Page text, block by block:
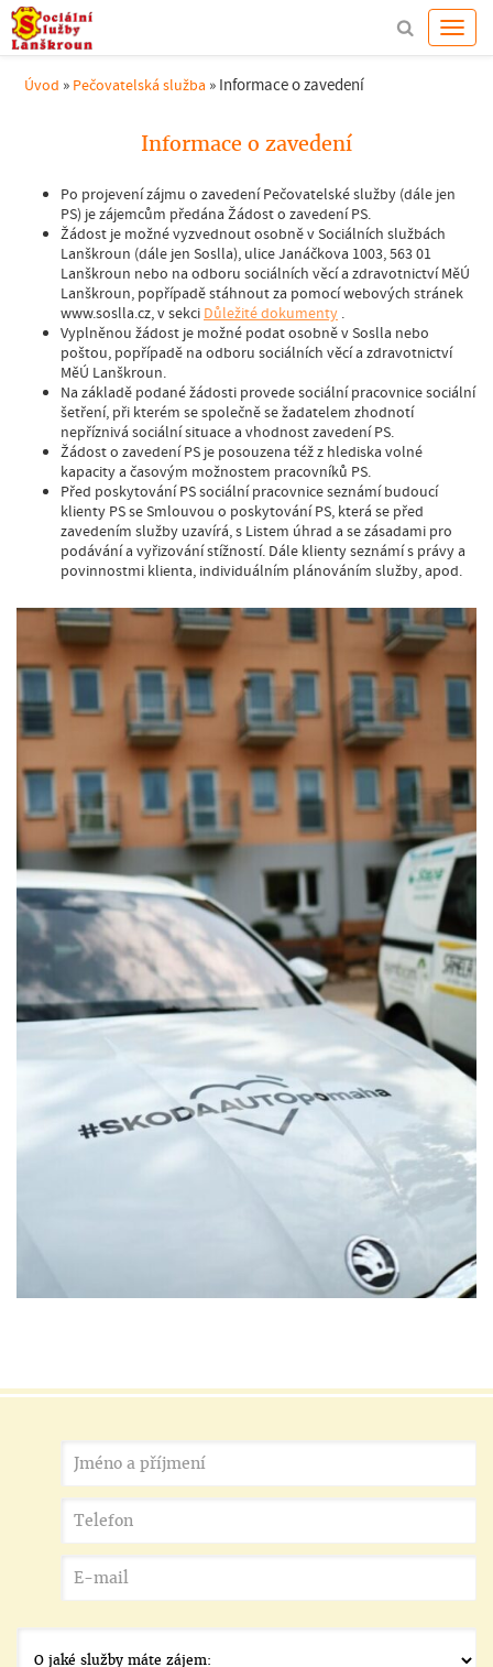
Úvod » Pečovatelská služba » Informace o zavedení
Informace o zavedení
Po projevení zájmu o zavedení Pečovatelské služby (dále jen
PS) je zájemcům předána Žádost o zavedení PS.
Žádost je možné vyzvednout osobně v Sociálních službách
Lanškroun (dále jen Soslla), ulice Janáčkova 1003, 563 01
Lanškroun nebo na odboru sociálních věcí a zdravotnictví MěÚ
Lanškroun, popřípadě stáhnout za pomocí webových stránek
www.soslla.cz, v sekci Důležité dokumenty .
Vyplněnou žádost je možné podat osobně v Soslla nebo
poštou, popřípadě na odboru sociálních věcí a zdravotnictví
MěÚ Lanškroun.
Na základě podané žádosti provede sociální pracovnice sociální
šetření, při kterém se společně se žadatelem zhodnotí
nepříznivá sociální situace a vhodnost zavedení PS.
Žádost o zavedení PS je posouzena též z hlediska volné
kapacity a časovým možnostem pracovníků PS.
Před poskytování PS sociální pracovnice seznámí budoucí
klienty PS se Smlouvou o poskytování PS, která se před
zavedením služby uzavírá, s Listem úhrad a se zásadami pro
podávání a vyřizování stížností. Dále klienty seznámí s právy a
povinnostmi klienta, individuálním plánováním služby, apod.